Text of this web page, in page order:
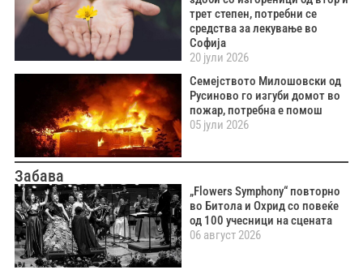
трет степен, потребни се
средства за лекување во
Софија
20 јули 2026
Семејството Милошовски од
Русиново го изгуби домот во
пожар, потребна е помош
05 јули 2026
Забава
„Flowers Symphony“ повторно
во Битола и Охрид со повеќе
од 100 учесници на сцената
06 август 2026